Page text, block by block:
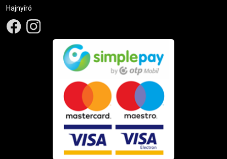
Hajnyíró